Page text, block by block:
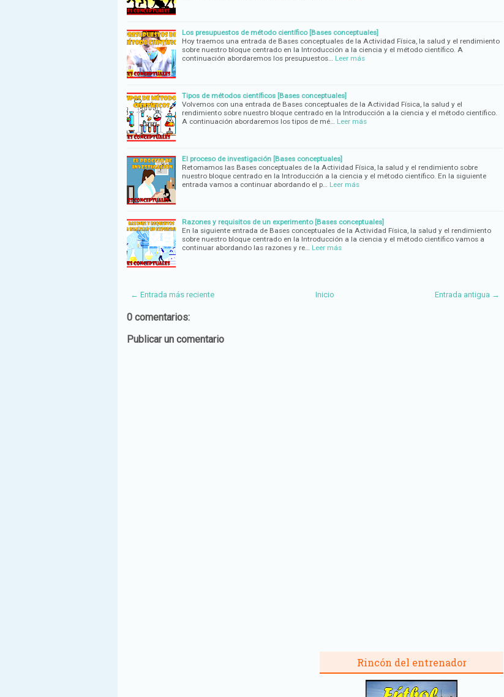
Los presupuestos de método científico [Bases conceptuales]
Hoy traemos una entrada de Bases conceptuales de la Actividad Física, la salud y el rendimiento
sobre nuestro bloque centrado en la Introducción a la ciencia y el método científico. A
continuación abordaremos los presupuestos…
Leer más
Tipos de métodos científicos [Bases conceptuales]
Volvemos con una entrada de Bases conceptuales de la Actividad Física, la salud y el
rendimiento sobre nuestro bloque centrado en la Introducción a la ciencia y el método científico.
A continuación abordaremos los tipos de mé…
Leer más
El proceso de investigación [Bases conceptuales]
Retomamos las Bases conceptuales de la Actividad Física, la salud y el rendimiento sobre
nuestro bloque centrado en la Introducción a la ciencia y el método científico. En la siguiente
entrada vamos a continuar abordando el p…
Leer más
Razones y requisitos de un experimento [Bases conceptuales]
En la siguiente entrada de Bases conceptuales de la Actividad Física, la salud y el rendimiento
sobre nuestro bloque centrado en la Introducción a la ciencia y el método científico vamos a
continuar abordando las razones y re…
Leer más
← Entrada más reciente Entrada antigua →
Inicio
0 comentarios:
Publicar un comentario
Rincón del entrenador